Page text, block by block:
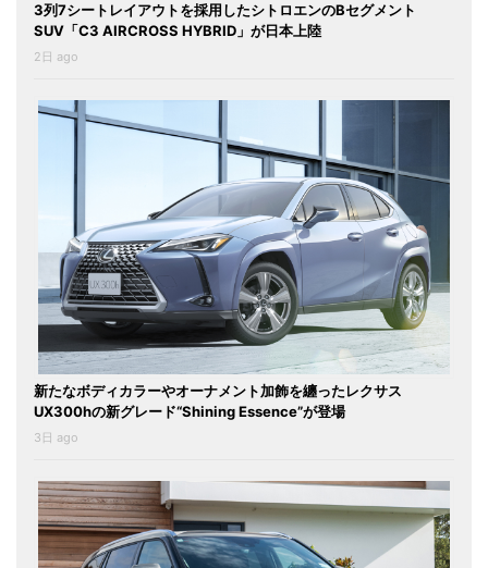
3列7シートレイアウトを採用したシトロエンのBセグメント
SUV「C3 AIRCROSS HYBRID」が日本上陸
2日 ago
新たなボディカラーやオーナメント加飾を纏ったレクサス
UX300hの新グレード“Shining Essence”が登場
3日 ago